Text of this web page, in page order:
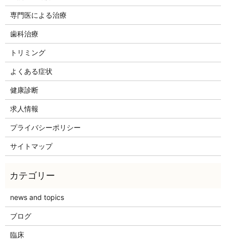
専門医による治療
歯科治療
トリミング
よくある症状
健康診断
求人情報
プライバシーポリシー
サイトマップ
news and topics
ブログ
臨床